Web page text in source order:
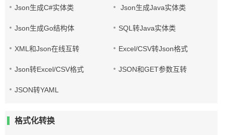
Json生成C#实体类 Json生成Java实体类
Json生成Go结构体 SQL转Java实体类
XML和Json在线互转 Excel/CSV转Json格式
Json转Excel/CSV格式 JSON和GET参数互转
JSON转YAML
格式化转换